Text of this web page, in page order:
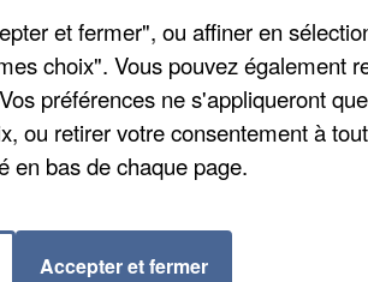
nuitées. Plus de 61%
et fermer", ou affiner en
choix". Vous pouvez également
préférences ne s'appliqueront
ou retirer votre consentement à tout
en bas de chaque page.
Accepter et fermer